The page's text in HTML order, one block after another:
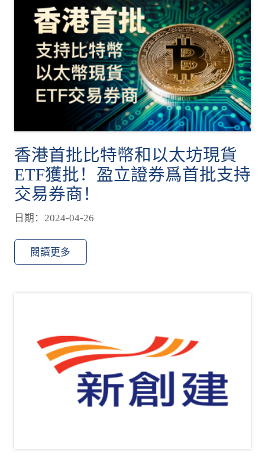
香港首批比特幣和以太坊現貨
ETF獲批！盈立證券爲首批支持
交易券商！
日期：2024-04-26
閱讀更多